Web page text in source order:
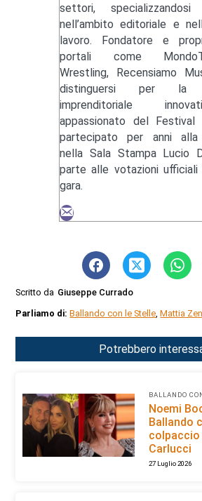
settori,
nell’ambito editoriale e
lavoro. Fondatore e
portali come
Wrestling, Recensiamo
distinguersi per la
imprenditoriale
appassionato del Festival
partecipato per anni alla
nella Sala Stampa Lucio
parte alle votazioni ufficiali
gara.
Scritto da Giuseppe Currado
Parliamo di:Ballando con le Stelle ,Mattia
Potrebbero
BALLANDO
Noemi
Ballando
colpaccio
Carlucci
27 Luglio 2026